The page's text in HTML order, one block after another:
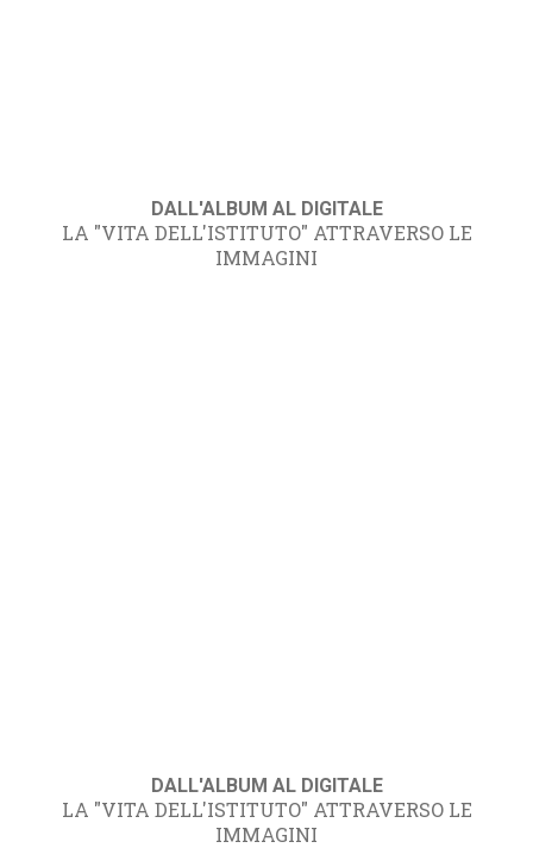
DALL'ALBUM AL DIGITALE
LA "VITA DELL'ISTITUTO" ATTRAVERSO LE
IMMAGINI
DALL'ALBUM AL DIGITALE
LA "VITA DELL'ISTITUTO" ATTRAVERSO LE
IMMAGINI